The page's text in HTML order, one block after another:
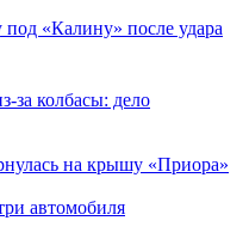
«Калину» после удара
за колбасы: дело
на крышу «Приора»
автомобиля